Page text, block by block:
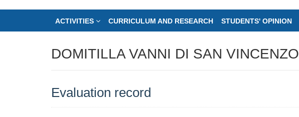
ACTIVITIES CURRICULUM AND RESEARCH STUDENTS' OPINION
DOMITILLA VANNI DI SAN VINCENZO
Evaluation record